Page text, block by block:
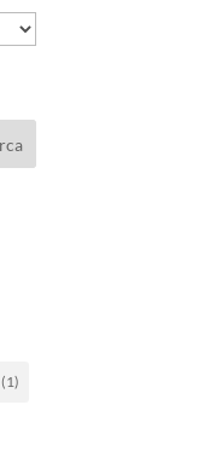
(1)